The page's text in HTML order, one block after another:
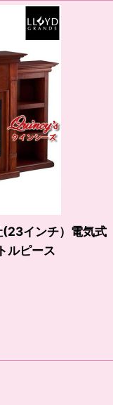
インチ）電気式
ルピース